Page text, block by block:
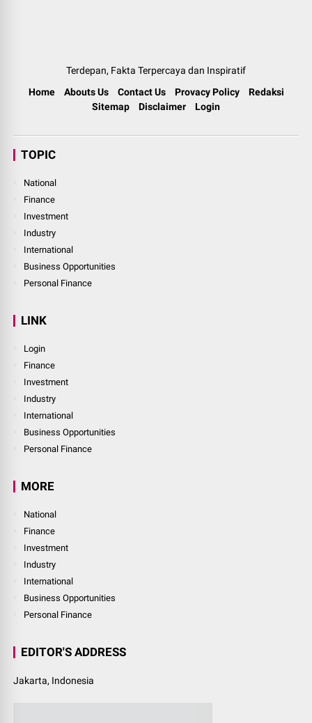
Technology Masa Depan
Home
TOPIC
National
Finance
Industry
LINK
Login
Finance
Industry
Business Opportunities